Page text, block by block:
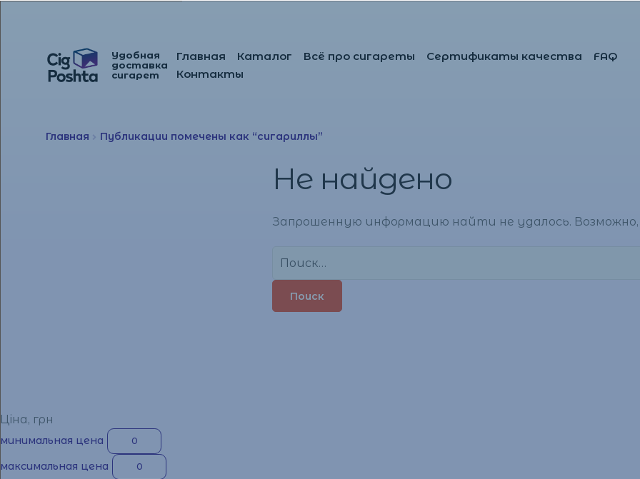
Удобная
доставка
сигарет
Перейти
Перейти
Главная Каталог Всё про сигареты Сертификаты качества
FAQ
Контакты
Главная Публикации помечены как “сигариллы”
Не найдено
Запрошенную информацию найти не удалось. Возможно,
Ціна, грн
минимальная цена
максимальная цена